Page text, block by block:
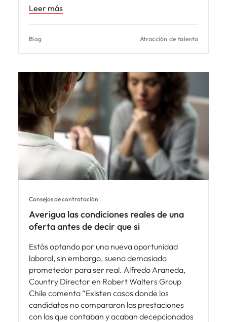
Leer más
Blog Atracción de talento
Consejos de contratación
Averigua las condiciones reales de una
oferta antes de decir que si
Estás optando por una nueva oportunidad
laboral, sin embargo, suena demasiado
prometedor para ser real. Alfredo Araneda,
Country Director en Robert Walters Group
Chile comenta “Existen casos donde los
candidatos no compararon las prestaciones
con las que contaban y acaban decepcionados